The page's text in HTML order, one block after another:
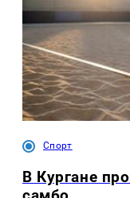
Спорт
В Кургане